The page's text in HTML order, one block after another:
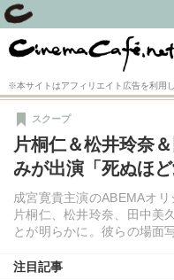
※本サイトはアフィリエイト広告を利用
片桐仁＆松井玲奈
みが出演「死ぬほど
成宮寛貴主演のABEMAオ
片桐仁、松井玲奈、田中美
とが明らかに。彼らの場面
スクープ
注目記事